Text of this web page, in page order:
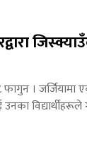
फागुन ।